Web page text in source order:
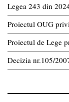
Legea 243 din
Proiectul OUG
Proiectul de Lege
Decizia nr.105/